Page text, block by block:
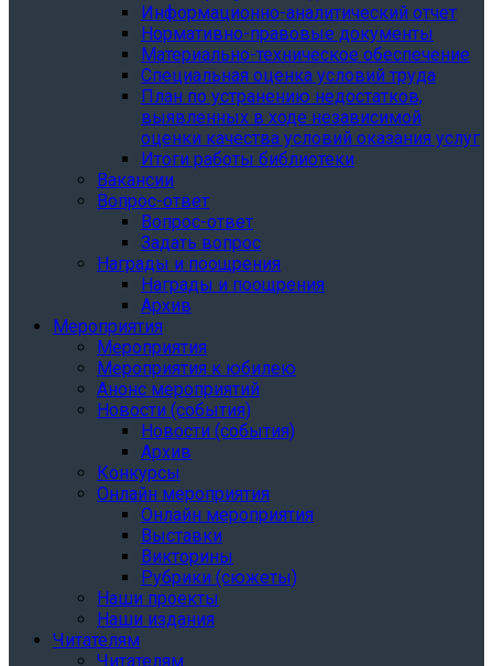
Информационно-аналитический отчет
Нормативно-правовые документы
Материально-техническое обеспечение
Специальная оценка условий труда
План по устранению недостатков,
выявленных в ходе независимой
оценки качества условий оказания услуг
Итоги работы библиотеки
Вакансии
Вопрос-ответ
Вопрос-ответ
Задать вопрос
Награды и поощрения
Награды и поощрения
Архив
Мероприятия
Мероприятия
Мероприятия к юбилею
Анонс мероприятий
Новости (события)
Новости (события)
Архив
Конкурсы
Онлайн мероприятия
Онлайн мероприятия
Выставки
Викторины
Рубрики (сюжеты)
Наши проекты
Наши издания
Читателям
Читателям